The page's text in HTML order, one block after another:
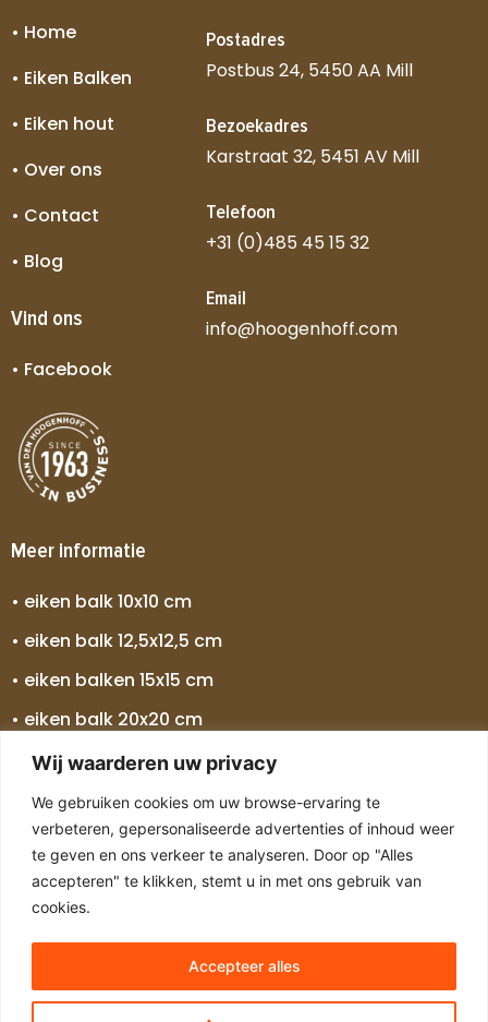
Wij waarderen uw privacy
We gebruiken cookies om uw browse-ervaring te
verbeteren, gepersonaliseerde advertenties of inhoud weer
te geven en ons verkeer te analyseren. Door op "Alles
accepteren" te klikken, stemt u in met ons gebruik van
cookies.
Accepteer alles
• Home
• Eiken Balken
• Eiken hout
• Over ons
• Contact
• Blog
Vind ons
• Facebook
Postadres
Postbus 24, 5450 AA Mill
Bezoekadres
Karstraat 32, 5451 AV Mill
Telefoon
+31 (0)485 45 15 32
Email
info@hoogenhoff.com
Meer informatie
• eiken balk 10x10 cm
• eiken balk 12,5x12,5 cm
• eiken balken 15x15 cm
• eiken balk 20x20 cm
• eiken balk 25x25 cm
• eiken balken 30x30 cm
• eiken balk 5 meter
• eiken balk 7 meter
Copyright © 2024 Alle rechten voorbehouden